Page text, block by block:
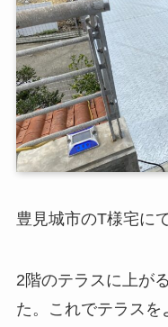
豊見城市のT様宅に
2階のテラスに上が
た。これでテラス